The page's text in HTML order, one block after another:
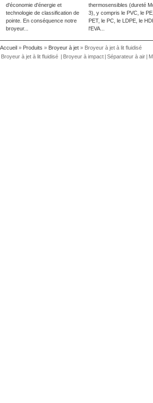
d'économie d'énergie et
technologie de classification de
pointe. En conséquence notre
broyeur...
thermosensibles (dureté
3), y compris le PVC, le
PET, le PC, le LDPE, le
l'EVA...
Accueil » Produits » Broyeur à jet » Broyeur à jet à lit fluidisé
Broyeur à jet à lit fluidisé | Broyeur à impact | Séparateur à air |